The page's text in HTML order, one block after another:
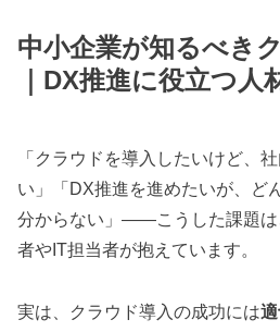
中小企業が知るべき
｜DX推進に役立つ人
「クラウドを導入したいけど、
い」「DX推進を進めたいが、ど
分からない」——こうした課題は
者やIT担当者が抱えています。
実は、クラウド導入の成功には